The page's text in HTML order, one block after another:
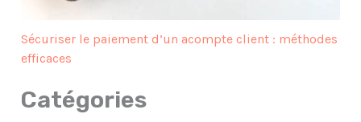
Sécuriser le paiement d’un acompte client : méthodes
efficaces
Catégories